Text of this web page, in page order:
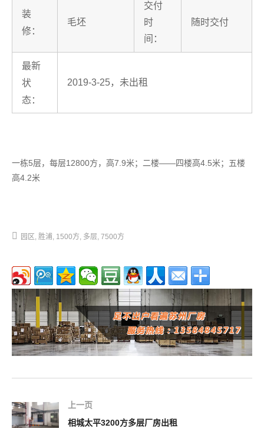
装
修：
毛坯
交付
时
间：
随时交付
最新
状
态：
2019-3-25，未出租
一栋5层，每层12800方，高7.9米；二楼——四楼高4.5米；五楼
高4.2米
园区 胜浦 1500方 多层 7500方
上一页
相城太平3200方多层厂房出租